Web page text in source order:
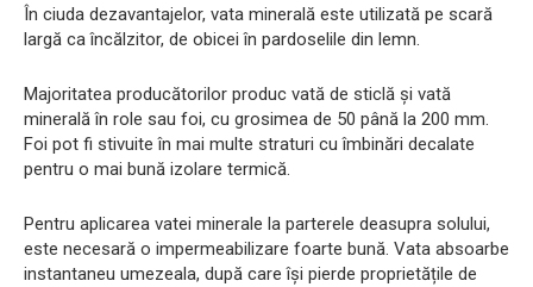
În ciuda dezavantajelor, vata minerală este utilizată pe scară
largă ca încălzitor, de obicei în pardoselile din lemn.
Majoritatea producătorilor produc vată de sticlă și vată
minerală în role sau foi, cu grosimea de 50 până la 200 mm.
Foi pot fi stivuite în mai multe straturi cu îmbinări decalate
pentru o mai bună izolare termică.
Pentru aplicarea vatei minerale la parterele deasupra solului,
este necesară o impermeabilizare foarte bună. Vata absoarbe
instantaneu umezeala, după care își pierde proprietățile de